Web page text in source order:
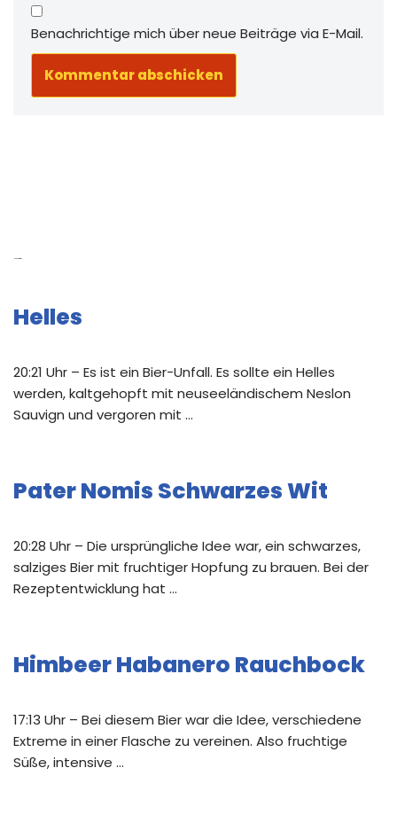
Benachrichtige mich über neue Beiträge via E-Mail.
Helles
20:21 Uhr – Es ist ein Bier-Unfall. Es sollte ein Helles
werden, kaltgehopft mit neuseeländischem Neslon
Sauvign und vergoren mit …
Pater Nomis Schwarzes Wit
20:28 Uhr – Die ursprüngliche Idee war, ein schwarzes,
salziges Bier mit fruchtiger Hopfung zu brauen. Bei der
Rezeptentwicklung hat …
Himbeer Habanero Rauchbock
17:13 Uhr – Bei diesem Bier war die Idee, verschiedene
Extreme in einer Flasche zu vereinen. Also fruchtige
Süße, intensive …